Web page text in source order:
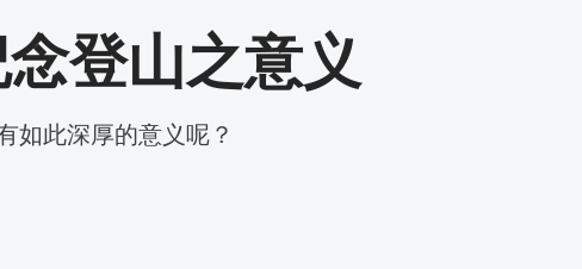
登山之意义
如此深厚的意义呢？